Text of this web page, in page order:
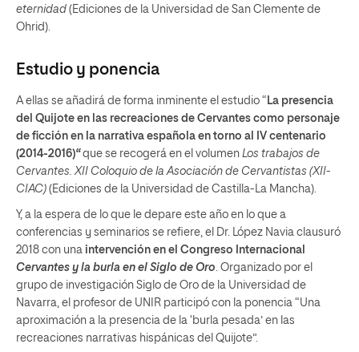
eternidad (Ediciones de la Universidad de San Clemente de
Ohrid).
Estudio y ponencia
A ellas se añadirá de forma inminente el estudio “ La presencia
del Quijote en las recreaciones de Cervantes como personaje
de ficción en la narrativa española en torno al IV centenario
(2014-2016)“ que se recogerá en el volumen Los trabajos de
Cervantes. XII Coloquio de la Asociación de Cervantistas (XII-
CIAC) (Ediciones de la Universidad de Castilla-La Mancha).
Y, a la espera de lo que le depare este año en lo que a
conferencias y seminarios se refiere, el Dr. López Navia clausuró
2018 con una intervención en el Congreso Internacional
Cervantes y la burla en el Siglo de Oro. Organizado por el
grupo de investigación Siglo de Oro de la Universidad de
Navarra, el profesor de UNIR participó con la ponencia “Una
aproximación a la presencia de la ‘burla pesada’ en las
recreaciones narrativas hispánicas del Quijote”.